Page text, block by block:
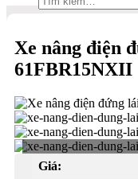
Duy Hòa
0903 333 581
Bản đồ
Liên hệ
Tìm kiếm:
Xe nâng điện
61FBR15NXII
Giá: